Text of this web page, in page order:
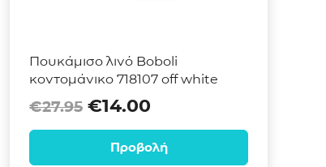
Πουκάμισο λινό Boboli
κοντομάνικο 718107 off white
€27.95 Original price was: €27.95.
€14.00
Προβολή